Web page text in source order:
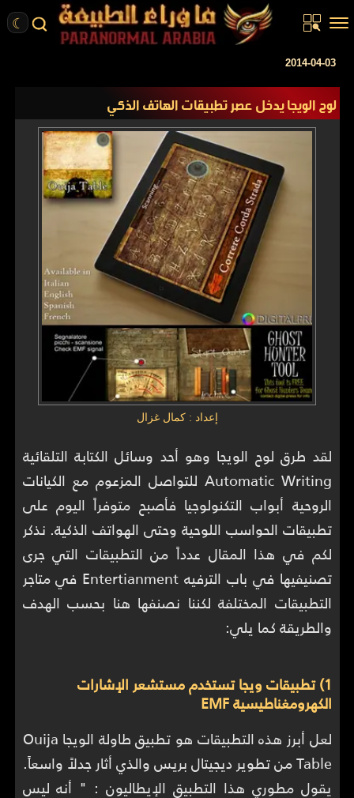
☾
الرئيسية
قصص واقعية
ENGLISH
2014-04-03
لوح الويجا يدخل عصر تطبيقات الهاتف الذكي
إعداد : كمال غزال
لقد طرق لوح الويجا وهو أحد وسائل الكتابة التلقائية
Automatic Writing للتواصل المزعوم مع الكيانات
الروحية أبواب التكنولوجيا فأصبح متوفراً اليوم على
تطبيقات الحواسب اللوحية وحتى الهواتف الذكية. نذكر
لكم في هذا المقال عدداً من التطبيقات التي جرى
تصنيفيها في باب الترفيه Entertianment في متاجر
التطبيقات المختلفة لكننا نصنفها هنا بحسب الهدف
والطريقة كما يلي:
1) تطبيقات ويجا تستخدم مستشعر الإشارات
الكهرومغناطيسية EMF
لعل أبرز هذه التطبيقات هو تطبيق طاولة الويجا Ouija
Table من تطوير ديجيتال بريس والذي أثار جدلاً واسعاً.
يقول مطوري هذا التطبيق الإيطاليون : " أنه ليس